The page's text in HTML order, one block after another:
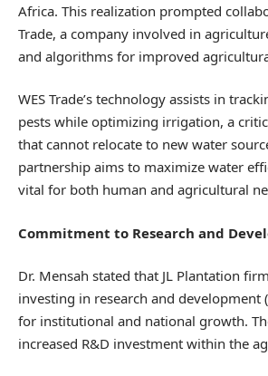
Africa. This realization prompted
Trade, a company involved in
and algorithms for improved
WES Trade’s technology assists in
pests while optimizing irrigation, a
that cannot relocate to new water
partnership aims to maximize water
vital for both human and agricultural
Commitment to Research and
Dr. Mensah stated that JL Plantation
investing in research and development
for institutional and national growth.
increased R&D investment within the